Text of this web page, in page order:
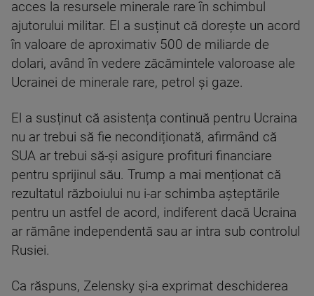
acces la resursele minerale rare în schimbul
ajutorului militar. El a susținut că dorește un acord
în valoare de aproximativ 500 de miliarde de
dolari, având în vedere zăcămintele valoroase ale
Ucrainei de minerale rare, petrol și gaze.
El a susținut că asistența continuă pentru Ucraina
nu ar trebui să fie necondiționată, afirmând că
SUA ar trebui să-și asigure profituri financiare
pentru sprijinul său. Trump a mai menționat că
rezultatul războiului nu i-ar schimba așteptările
pentru un astfel de acord, indiferent dacă Ucraina
ar rămâne independentă sau ar intra sub controlul
Rusiei.
Ca răspuns, Zelensky și-a exprimat deschiderea